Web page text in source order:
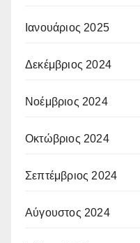
Ιανουάριος 2025
Δεκέμβριος 2024
Νοέμβριος 2024
Οκτώβριος 2024
Σεπτέμβριος 2024
Αύγουστος 2024